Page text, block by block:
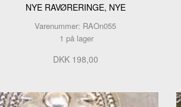
NYE RAVØRERINGE, NYE
Varenummer: RAOn055
1 på lager
DKK 198,00